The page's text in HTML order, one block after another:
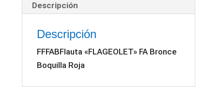
cantidad
Descripción
Descripción
FFFABFlauta «FLAGEOLET» FA Bronce
Boquilla Roja